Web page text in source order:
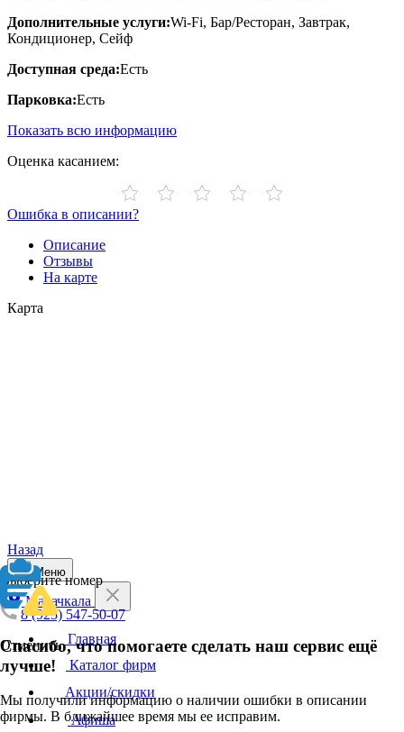
Дополнительные услуги:Wi-Fi, Бар/Ресторан, Завтрак,
Кондиционер, Сейф
Доступная среда:Есть
Парковка:Есть
Показать всю информацию
Оценка касанием:
Ошибка в описании?
Описание
Отзывы
На карте
Карта
Назад
Выберите номер
8 (925) 547-50-07
Отменить
Спасибо, что помогаете сделать наш сервис ещё
лучше!
Мы получили информацию о наличии ошибки в описании
фирмы. В ближайшее время мы ее исправим.
Меню
Махачкала
Главная
Каталог фирм
Акции/скидки
Афиша